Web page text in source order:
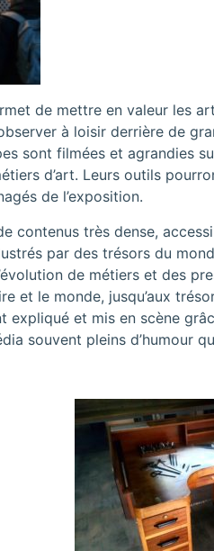
de mettre en valeur les
à loisir derrière de
sont filmées et agrandies
d’art. Leurs outils
de l’exposition.
contenus très dense,
par des trésors du
de métiers et des
et le monde, jusqu’aux
et mis en scène
souvent pleins d’humour